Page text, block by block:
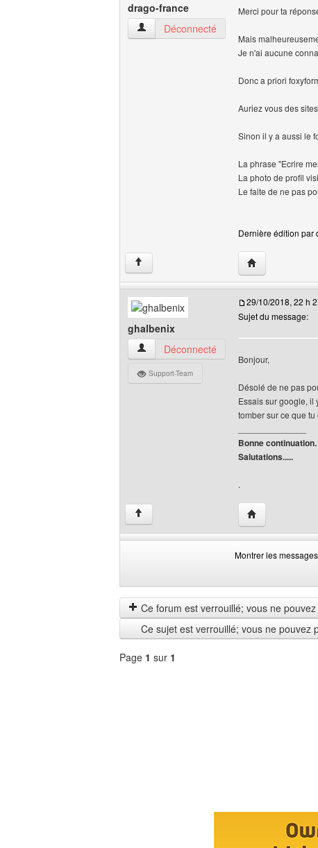
drago-france
drago-france Voir le profil de l'utilisateur
Déconnecté
Merci pour ta
Mais
Je n'ai aucune
Donc a priori
Auriez vous des
Sinon il y a aussi le
La phrase "Ecrire
La photo de profil
Le faite de ne pas
Dernière édition par
↑ Visiter le site
ghalbenix
ghalbenix Voir le profil de l'utilisateur
Déconnecté
Support-Team
29/10/2018, 22 h
Sujet du message:
Bonjour,
Désolé de ne pas
Essais sur google, il
tomber sur ce que tu
Bonne continuation.
Salutations.....
.
↑ Visiter le site
Montrer les
les
messages
depuis
by
Ce forum est verrouillé; vous ne
Ce sujet est verrouillé; vous ne pouvez
Page 1 sur 1